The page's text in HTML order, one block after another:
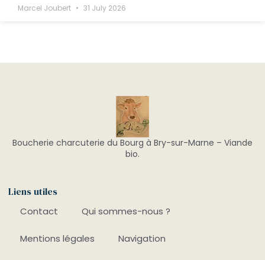
Marcel Joubert 31 July 2026
Boucherie charcuterie du Bourg à Bry-sur-Marne – Viande
bio.
Liens utiles
Contact Qui sommes-nous ?
Mentions légales Navigation